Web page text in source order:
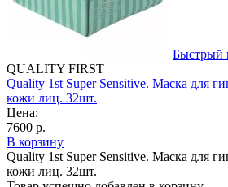
Быстрый
QUALITY FIRST
Quality 1st Super Sensitive. Маска для
кожи лиц. 32шт.
Цена:
7600 р.
В корзину
Quality 1st Super Sensitive. Маска для
кожи лиц. 32шт.